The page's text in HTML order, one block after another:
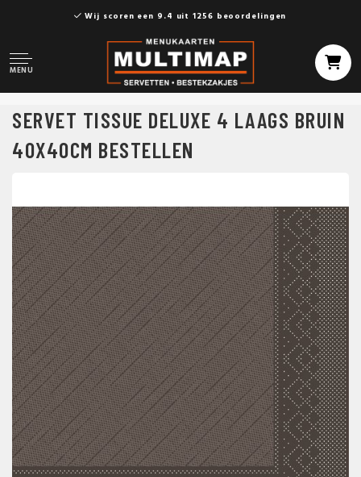
Wij scoren een 9.4 uit 1256 beoordelingen
MENU
SERVET TISSUE DELUXE 4 LAAGS BRUIN
40X40CM BESTELLEN